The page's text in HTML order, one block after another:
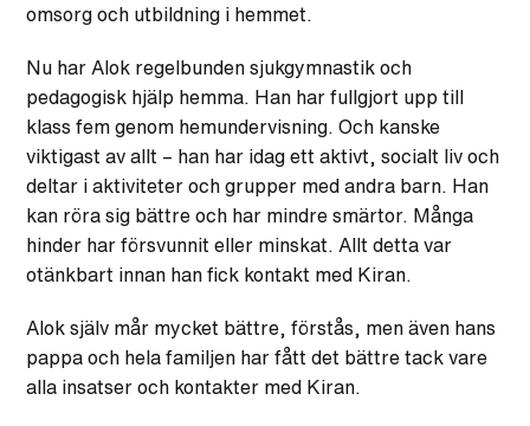
omsorg och utbildning i hemmet.
Nu har Alok regelbunden sjukgymnastik och
pedagogisk hjälp hemma. Han har fullgjort upp till
klass fem genom hemundervisning. Och kanske
viktigast av allt – han har idag ett aktivt, socialt liv och
deltar i aktiviteter och grupper med andra barn. Han
kan röra sig bättre och har mindre smärtor. Många
hinder har försvunnit eller minskat. Allt detta var
otänkbart innan han fick kontakt med Kiran.
Alok själv mår mycket bättre, förstås, men även hans
pappa och hela familjen har fått det bättre tack vare
alla insatser och kontakter med Kiran.